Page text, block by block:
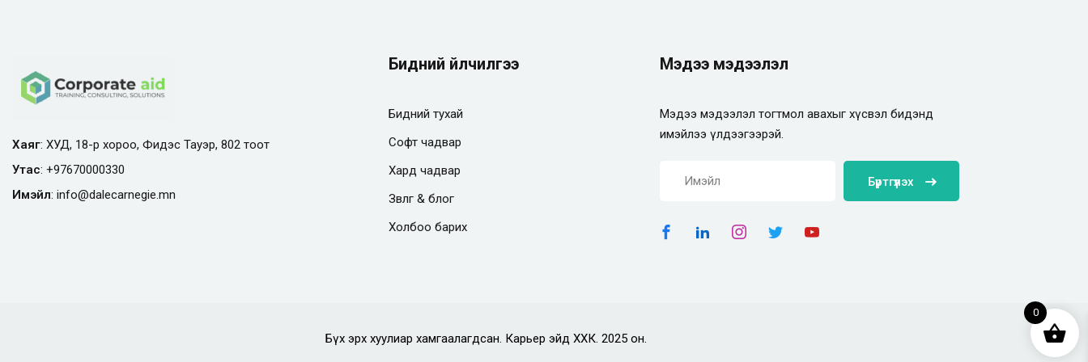
Хаяг: ХУД, 18-р хороо, Фидэс Тауэр, 802 тоот
Утас: +97670000330
Имэйл: info@dalecarnegie.mn
Бидний үйлчилгээ
Бидний тухай
Софт чадвар
Хард чадвар
Зөвлөгөө & блог
Холбоо барих
Мэдээ мэдээлэл
Мэдээ мэдээлэл тогтмол авахыг хүсвэл бидэнд
имэйлээ үлдээгээрэй.
Бүртгүүлэх
Бүх эрх хуулиар хамгаалагдсан. Карьер эйд ХХК. 2025 он.
0